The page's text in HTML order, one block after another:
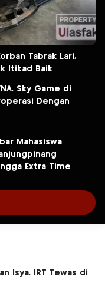
Tabrak Lari,
Itikad Baik
Sky Game di
Dengan
Mahasiswa
Extra Time
Isya, IRT Tewas di